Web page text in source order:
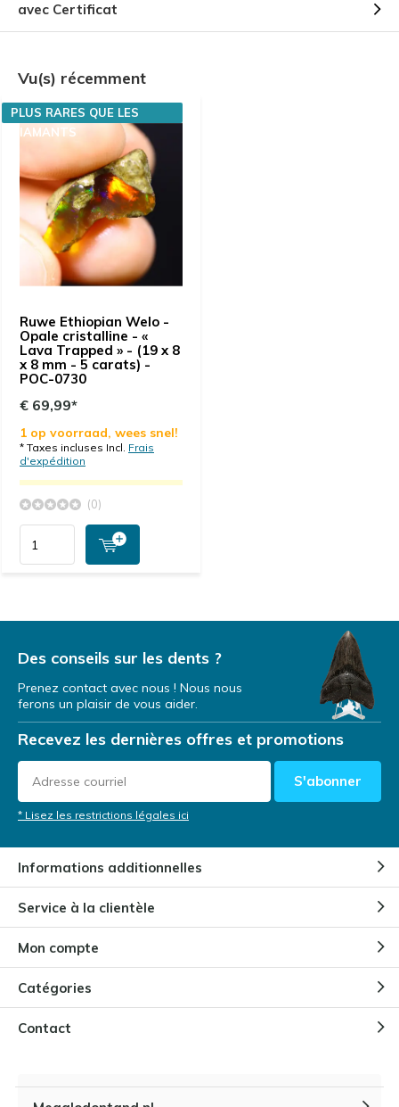
avec Certificat
Vu(s) récemment
Ruwe Ethiopian Welo -
Opale cristalline - «
Lava Trapped » - (19 x 8
x 8 mm - 5 carats) -
POC-0730
PLUS RARES QUE LES
DIAMANTS
€ 69,99*
1 op voorraad, wees snel!
* Taxes incluses Incl. Frais
d'expédition
(0)
Des conseils sur les dents ?
Prenez contact avec nous ! Nous nous
ferons un plaisir de vous aider.
Recevez les dernières offres et promotions
S'abonner
* Lisez les restrictions légales ici
Informations additionnelles
Service à la clientèle
Mon compte
Catégories
Contact